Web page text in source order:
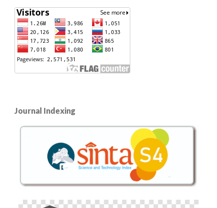
Journal Indexing